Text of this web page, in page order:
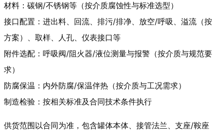
材料：碳钢/不锈钢等（按介质腐蚀性与标准选型）
接口配置：进出料、回流、排污/排净、放空/呼吸、溢流（按
方案）、取样、人孔、仪表接口等
附件选配：呼吸阀/阻火器/液位测量与报警（按介质与规范要
求）
防腐保温：内外防腐/保温伴热（按介质与工况需求）
制造检验：按相关标准及合同技术条件执行
供货范围以合同为准，包含罐体本体、接管法兰、支座/鞍座